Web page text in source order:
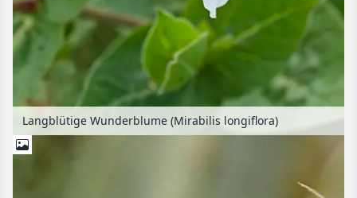
Langblütige Wunderblume (Mirabilis longiflora)